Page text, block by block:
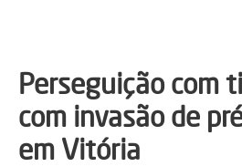
Perseguição com
com invasão de
em Vitória